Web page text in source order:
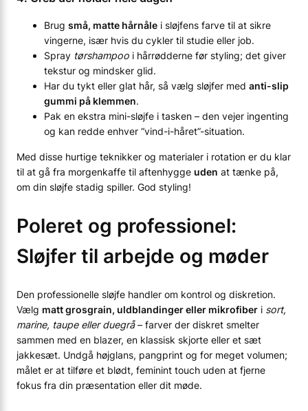
Brug små, matte hårnåle i sløjfens farve til at sikre
vingerne, især hvis du cykler til studie eller job.
Spray tørshampoo i hårrødderne før styling; det giver
tekstur og mindsker glid.
Har du tykt eller glat hår, så vælg sløjfer med anti-slip
gummi på klemmen.
Pak en ekstra mini-sløjfe i tasken – den vejer ingenting
og kan redde enhver “vind-i-håret”-situation.
Med disse hurtige teknikker og materialer i rotation er du klar
til at gå fra morgenkaffe til aftenhygge uden at tænke på,
om din sløjfe stadig spiller. God styling!
Poleret og professionel:
Sløjfer til arbejde og møder
Den professionelle sløjfe handler om kontrol og diskretion.
Vælg matt grosgrain, uldblandinger eller mikrofiber i sort,
marine, taupe eller duegrå– farver der diskret smelter
sammen med en blazer, en klassisk skjorte eller et sæt
jakkesæt. Undgå højglans, pangprint og for meget volumen;
målet er at tilføre et blødt, feminint touch uden at fjerne
fokus fra din præsentation eller dit møde.